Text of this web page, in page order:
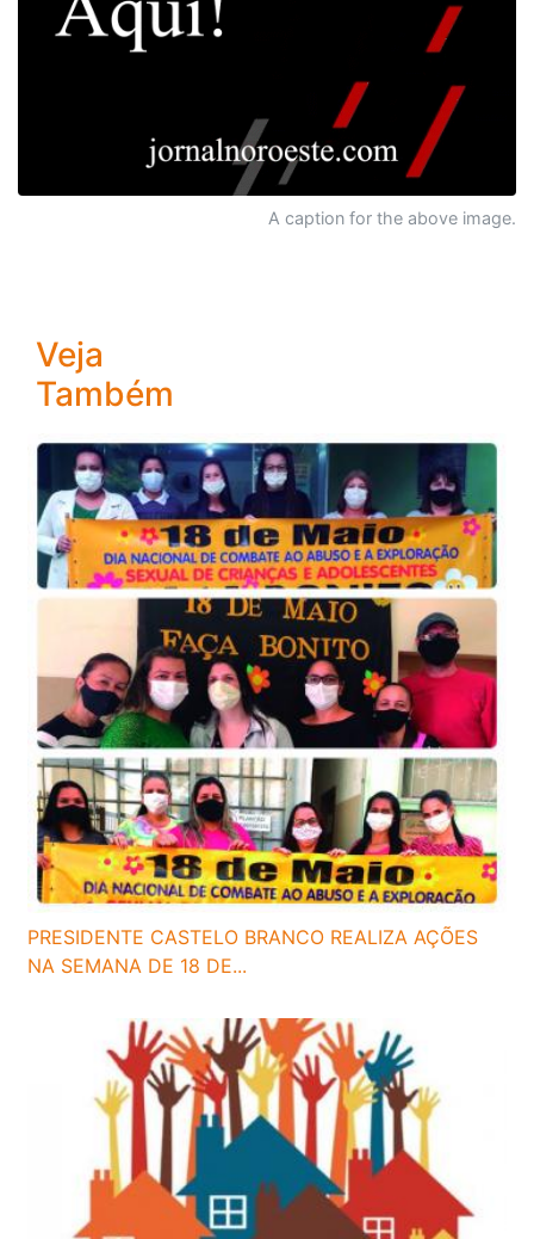
A caption for the above image.
Veja
Também
PRESIDENTE CASTELO BRANCO REALIZA AÇÕES
NA SEMANA DE 18 DE...